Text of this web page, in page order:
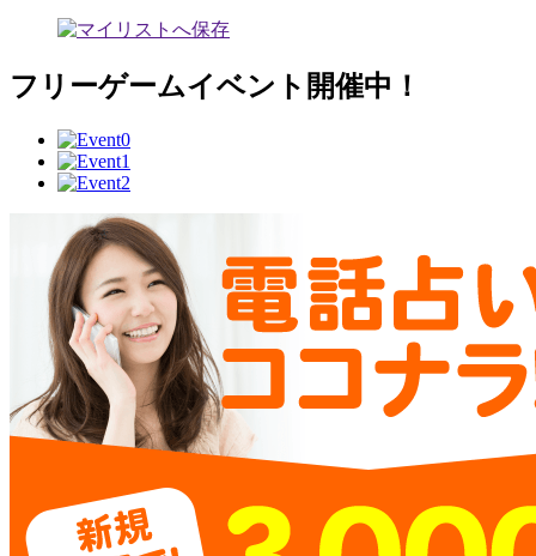
フリーゲームイベント開催中！